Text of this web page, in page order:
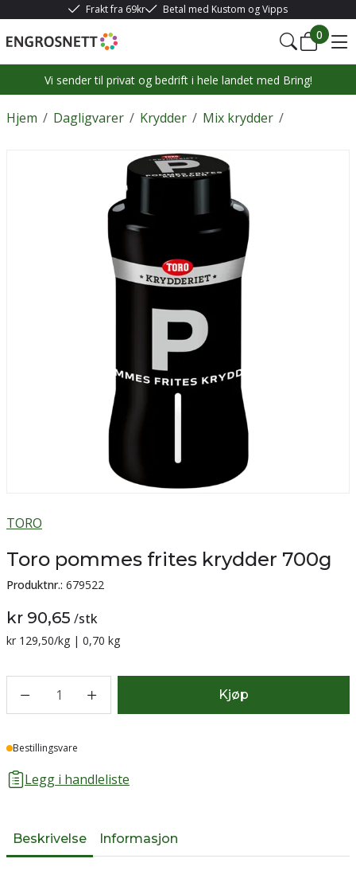
Frakt fra 69kr Betal med Kustom og Vipps
0
Vi sender til privat og bedrift i hele landet med Bring!
/
Hjem /
Dagligvarer /
Krydder /
Mix krydder
TORO
Toro pommes frites krydder 700g
Produktnr.: 679522
kr 90,65 /stk
Sammenligning pris:
kr 129,50/kg | 0,70 kg
1 Kjøp
Lager
Bestillingsvare
Legg i handleliste
Beskrivelse Informasjon